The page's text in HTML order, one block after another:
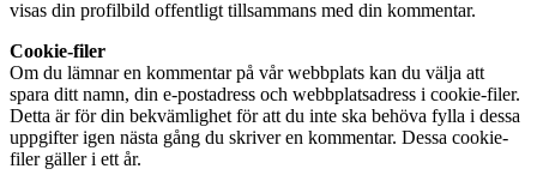
visas din profilbild offentligt tillsammans med din kommentar.
Cookie-filer
Om du lämnar en kommentar på vår webbplats kan du välja att
spara ditt namn, din e-postadress och webbplatsadress i cookie-filer.
Detta är för din bekvämlighet för att du inte ska behöva fylla i dessa
uppgifter igen nästa gång du skriver en kommentar. Dessa cookie-
filer gäller i ett år.